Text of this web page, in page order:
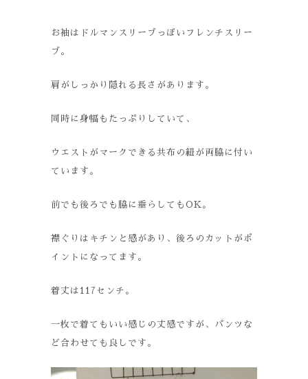
お袖はドルマンスリーブっぽいフレンチスリー
ブ。
肩がしっかり隠れる長さがあります。
同時に身幅もたっぷりしていて、
ウエストがマークできる共布の紐が両脇に付い
ています。
前でも後ろでも脇に垂らしてもOK。
襟ぐりはキチンと感があり、後ろのカットがポ
イントになってます。
着丈は117センチ。
一枚で着てもいい感じの丈感ですが、パンツな
ど合わせても良しです。